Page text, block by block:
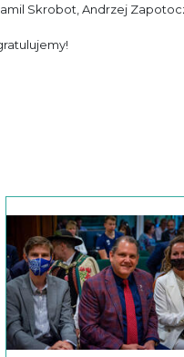
Skrobot, Andrzej